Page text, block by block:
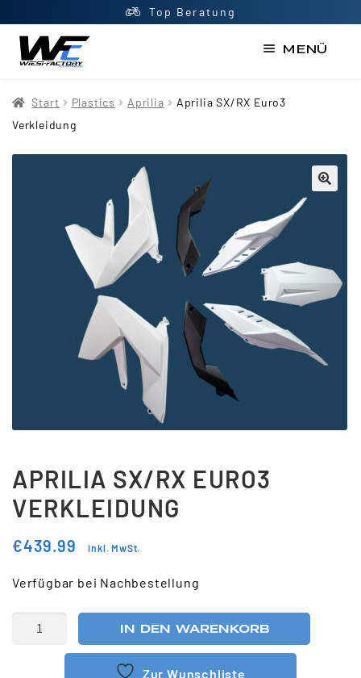
Top Beratung
MENÜ
AGB
Updraft Central
Vertrag widerrufen
Warenkorb
Wunschliste
Start Plastics Aprilia
Aprilia SX/RX Euro3
Verkleidung
APRILIA SX/RX EURO3
VERKLEIDUNG
€439.99 inkl. MwSt.
Verfügbar bei Nachbestellung
IN DEN WARENKORB
Zur Wunschliste